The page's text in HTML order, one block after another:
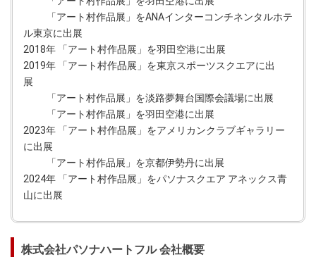
「アート村作品展」をANAインターコンチネンタルホテ
ル東京に出展
2018年 「アート村作品展」を羽田空港に出展
2019年 「アート村作品展」を東京スポーツスクエアに出
展
「アート村作品展」を淡路夢舞台国際会議場に出展
「アート村作品展」を羽田空港に出展
2023年 「アート村作品展」をアメリカンクラブギャラリー
に出展
「アート村作品展」を京都伊勢丹に出展
2024年 「アート村作品展」をパソナスクエア アネックス青
山に出展
株式会社パソナハートフル 会社概要